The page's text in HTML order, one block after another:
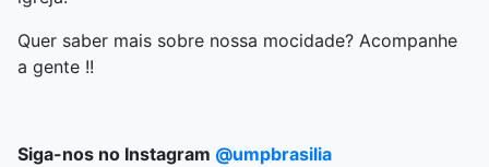
Quer saber mais sobre nossa mocidade? Acompanhe
a gente !!
Siga-nos no Instagram @umpbrasilia